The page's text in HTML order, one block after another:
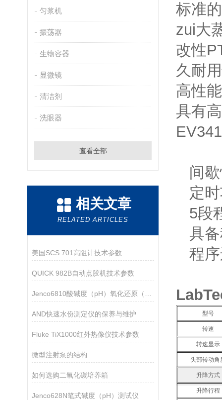
匀浆机
振荡器
生物容器
显微镜
清洁剂
洗眼器
查看全部
相关文章
RELATED ARTICLES
美国SCS 701高阻计技术参数
QUICK 982B自动点胶机技术参数
AND快速水份测定仪的保养与维护
Fluke TiX1000红外热像仪技术参数
微型注射泵的结构
如何选购二氧化碳培养箱
Jenco628N笔式碱度（pH）测试仪
标准
zui大
改性
久耐
高性
具有
间歇
定时
5段
具备
程序
型号
转速
转速显示
头部转动角
升降方式
升降行程